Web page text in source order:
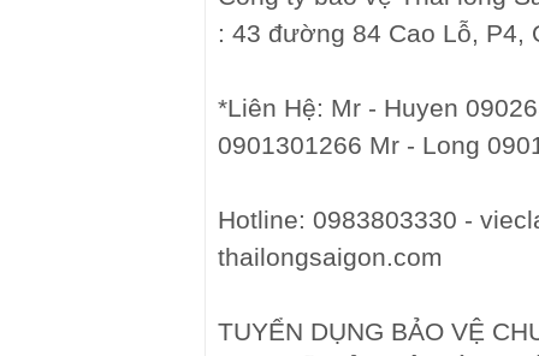
: 43 đường 84 Cao Lỗ, P4,
*Liên Hệ: Mr - Huyen
0901301266 Mr - Long
Hotline: 0983803330 -
thailongsaigon.com
TUYỂN DỤNG BẢO VỆ